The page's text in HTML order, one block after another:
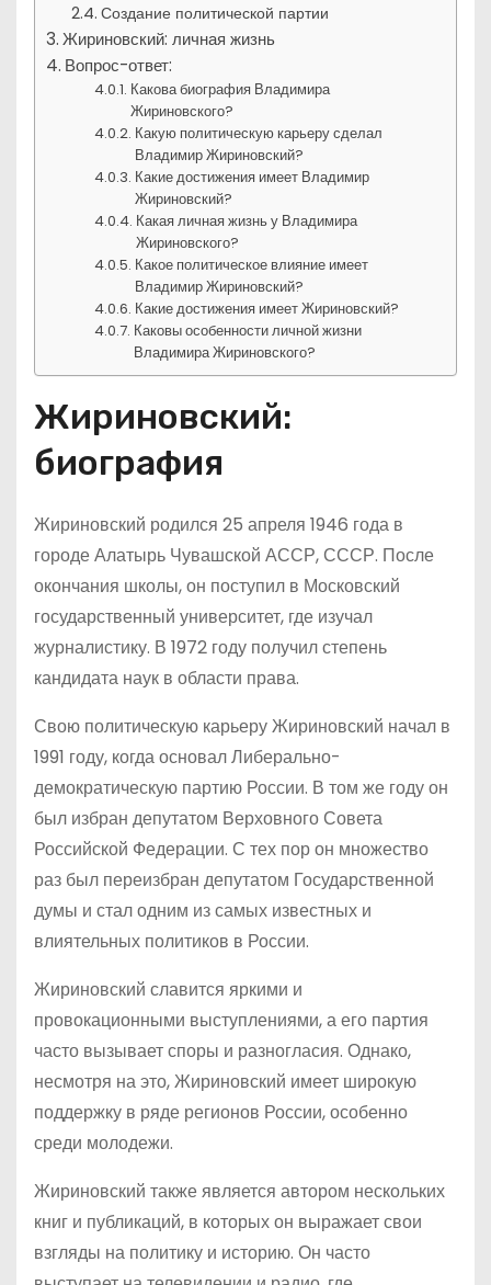
Создание политической партии
Жириновский: личная жизнь
Вопрос-ответ:
Какова биография Владимира
Жириновского?
Какую политическую карьеру сделал
Владимир Жириновский?
Какие достижения имеет Владимир
Жириновский?
Какая личная жизнь у Владимира
Жириновского?
Какое политическое влияние имеет
Владимир Жириновский?
Какие достижения имеет Жириновский?
Каковы особенности личной жизни
Владимира Жириновского?
Жириновский:
биография
Жириновский родился 25 апреля 1946 года в
городе Алатырь Чувашской АССР, СССР. После
окончания школы, он поступил в Московский
государственный университет, где изучал
журналистику. В 1972 году получил степень
кандидата наук в области права.
Свою политическую карьеру Жириновский начал в
1991 году, когда основал Либерально-
демократическую партию России. В том же году он
был избран депутатом Верховного Совета
Российской Федерации. С тех пор он множество
раз был переизбран депутатом Государственной
думы и стал одним из самых известных и
влиятельных политиков в России.
Жириновский славится яркими и
провокационными выступлениями, а его партия
часто вызывает споры и разногласия. Однако,
несмотря на это, Жириновский имеет широкую
поддержку в ряде регионов России, особенно
среди молодежи.
Жириновский также является автором нескольких
книг и публикаций, в которых он выражает свои
взгляды на политику и историю. Он часто